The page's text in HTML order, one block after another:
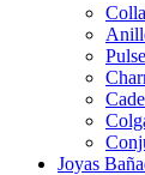
Joyas